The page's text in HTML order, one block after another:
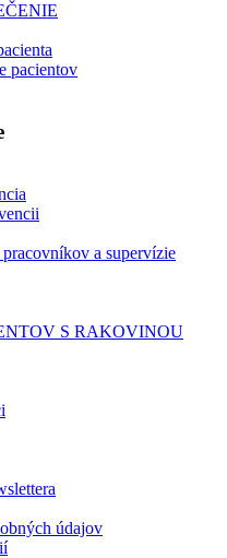
pacientov
a supervízie
S RAKOVINOU
údajov